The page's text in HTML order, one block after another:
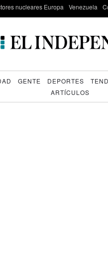
nucleares Europa Venezuela
GENTE DEPORTES
ARTÍCULOS